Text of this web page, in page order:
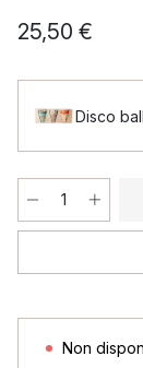
25,50 €
Disco
Non